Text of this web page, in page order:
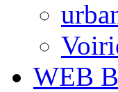
WEB